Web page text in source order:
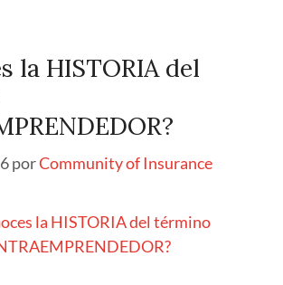
la HISTORIA del
porCommunity of Insurance